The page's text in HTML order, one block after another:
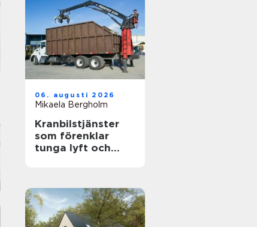
06. augusti 2026
Mikaela Bergholm
Kranbilstjänster
som förenklar
tunga lyft och